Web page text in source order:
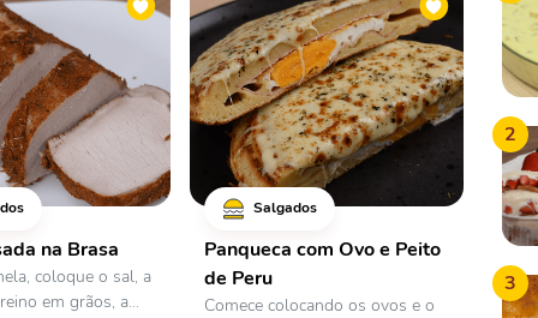
na Brasa
coloque o sal, a
em grãos, a...
Salgados
Panqueca com Ovo e Peito
de Peru
Comece colocando os ovos e o
2
3